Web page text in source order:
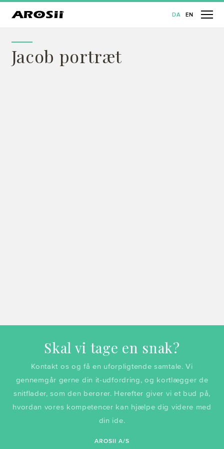
DA EN
Jacob portræt
Skal vi tage en snak?
Kontakt os og få en uforpligtende samtale. Vi
gennemgår gerne din it-udfordring, og kortlægger de
snitflader, som den berører. Herefter giver vi et bud på,
hvordan vores kompetencer kan hjælpe dig videre med
din ide.
AROSII A/S